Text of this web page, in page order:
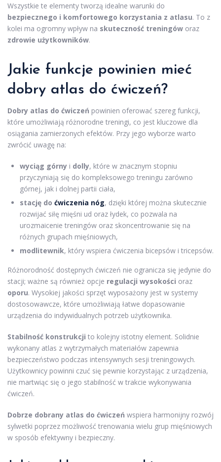
Wszystkie te elementy tworzą idealne warunki do
bezpiecznego i komfortowego korzystania z atlasu. To z
kolei ma ogromny wpływ na skuteczność treningów oraz
zdrowie użytkowników.
Jakie funkcje powinien mieć
dobry atlas do ćwiczeń?
Dobry atlas do ćwiczeń powinien oferować szereg funkcji,
które umożliwiają różnorodne treningi, co jest kluczowe dla
osiągania zamierzonych efektów. Przy jego wyborze warto
zwrócić uwagę na:
wyciąg górny i dolly, które w znacznym stopniu
przyczyniają się do kompleksowego treningu zarówno
górnej, jak i dolnej partii ciała,
stację do ćwiczenia nóg, dzięki której można skutecznie
rozwijać siłę mięśni ud oraz łydek, co pozwala na
urozmaicenie treningów oraz skoncentrowanie się na
różnych grupach mięśniowych,
modlitewnik, który wspiera ćwiczenia bicepsów i tricepsów.
Różnorodność dostępnych ćwiczeń nie ogranicza się jedynie do
stacji; ważne są również opcje regulacji wysokości oraz
oporu. Wysokiej jakości sprzęt wyposażony jest w systemy
dostosowawcze, które umożliwiają łatwe dopasowanie
urządzenia do indywidualnych potrzeb użytkownika.
Stabilność konstrukcji to kolejny istotny element. Solidnie
wykonany atlas z wytrzymałych materiałów zapewnia
bezpieczeństwo podczas intensywnych sesji treningowych.
Użytkownicy powinni czuć się pewnie korzystając z urządzenia,
nie martwiąc się o jego stabilność w trakcie wykonywania
ćwiczeń.
Dobrze dobrany atlas do ćwiczeń wspiera harmonijny rozwój
sylwetki poprzez możliwość trenowania wielu grup mięśniowych
w sposób efektywny i bezpieczny.